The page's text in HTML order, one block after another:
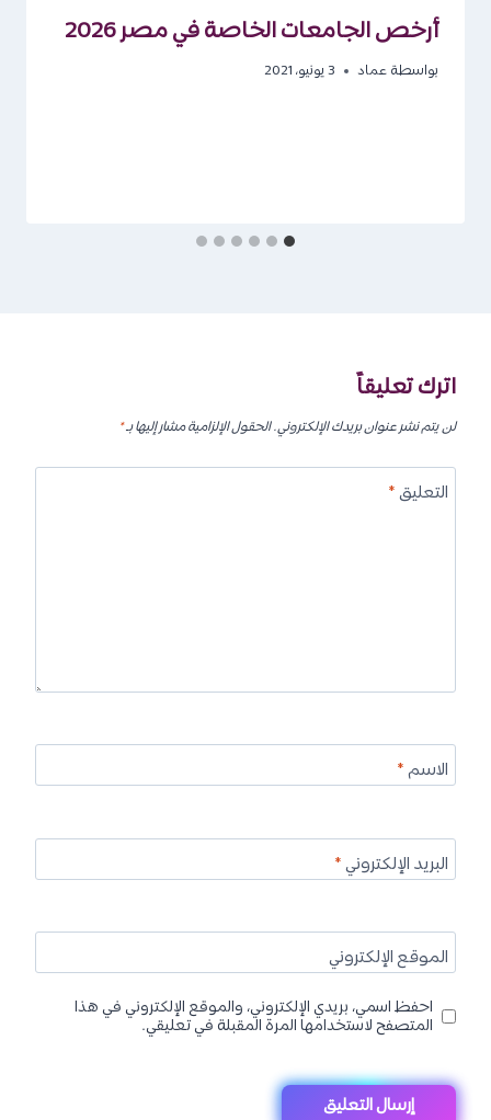
أرخص الجامعات الخاصة في مصر 2026
بواسطة عماد 3 يونيو، 2021
اترك تعليقاً
لن يتم نشر عنوان بريدك الإلكتروني.الحقول الإلزامية مشار إليها بـ*
التعليق*
الاسم*
البريد الإلكتروني*
الموقع الإلكتروني
احفظ اسمي، بريدي الإلكتروني، والموقع الإلكتروني في هذا
المتصفح لاستخدامها المرة المقبلة في تعليقي.